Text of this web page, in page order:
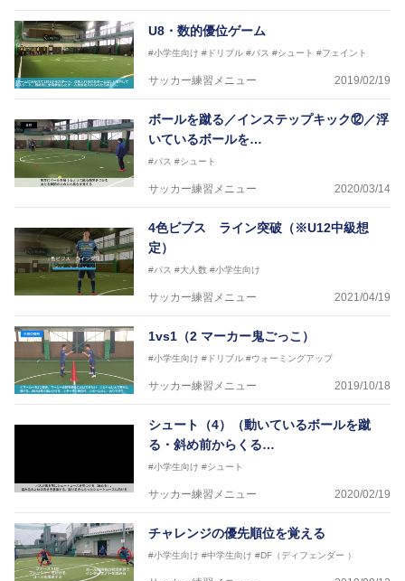
U8・数的優位ゲーム
#小学生向け #ドリブル #パス #シュート #フェイント
サッカー練習メニュー 2019/02/19
ボールを蹴る／インステップキック⑫／浮
いているボールを…
#パス #シュート
サッカー練習メニュー 2020/03/14
4色ビブス ライン突破（※U12中級想
定）
#パス #大人数 #小学生向け
サッカー練習メニュー 2021/04/19
1vs1（2 マーカー鬼ごっこ）
#小学生向け #ドリブル #ウォーミングアップ
サッカー練習メニュー 2019/10/18
シュート（4）（動いているボールを蹴
る・斜め前からくる…
#小学生向け #シュート
サッカー練習メニュー 2020/02/19
チャレンジの優先順位を覚える
#小学生向け #中学生向け #DF（ディフェンダー ）